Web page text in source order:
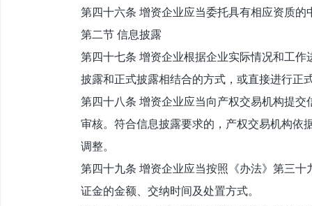
第四十六条 增资企业应当委托具有相应资质
第二节 信息披露
第四十七条 增资企业根据企业实际情况和工
披露和正式披露相结合的方式，或直接进行正
第四十八条 增资企业应当向产权交易机构提
审核。符合信息披露要求的，产权交易机构依
调整。
第四十九条 增资企业应当按照《办法》第三
证金的金额、交纳时间及处置方式。